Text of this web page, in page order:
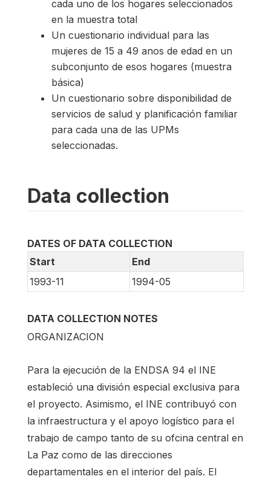
cada uno de los hogares seleccionados
en la muestra total
Un cuestionario individual para las
mujeres de 15 a 49 anos de edad en un
subconjunto de esos hogares (muestra
básica)
Un cuestionario sobre disponibilidad de
servicios de salud y planificación familiar
para cada una de las UPMs
seleccionadas.
Data collection
DATES OF DATA COLLECTION
Start
End
1993-11
1994-05
DATA COLLECTION NOTES
ORGANIZACION
Para la ejecución de la ENDSA 94 el INE
estableció una división especial exclusiva para
el proyecto. Asimismo, el INE contribuyó con
la infraestructura y el apoyo logístico para el
trabajo de campo tanto de su ofcina central en
La Paz como de las direcciones
departamentales en el interior del país. El